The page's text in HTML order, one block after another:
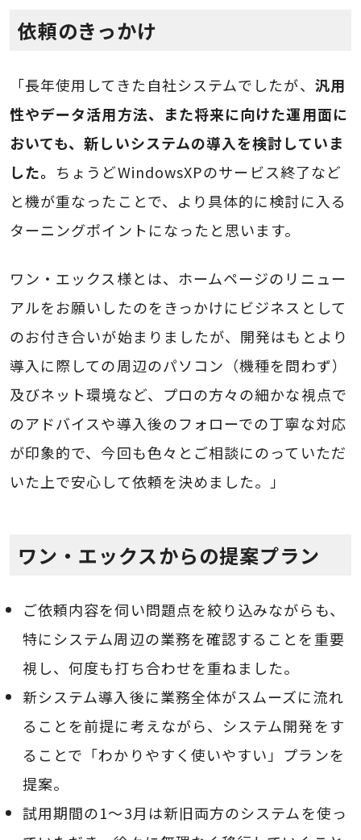
依頼のきっかけ
「長年使用してきた自社システムでしたが、 汎用
性やデータ活用方法、また将来に向けた運用面に
おいても、新しいシステムの導入を検討していま
した。 ちょうどWindowsXPのサービス終了など
と機が重なったことで、より具体的に検討に入る
ターニングポイントになったと思います。
ワン・エックス様とは、ホームページのリニュー
アルをお願いしたのをきっかけにビジネスとして
のお付き合いが始まりましたが、開発はもとより
導入に際しての周辺のパソコン（機種を問わず）
及びネット環境など、プロの方々の細かな視点で
のアドバイスや導入後のフォローでの丁寧な対応
が印象的で、今回も色々とご相談にのっていただ
いた上で安心して依頼を決めました。」
ワン・エックスからの提案プラン
ご依頼内容を伺い問題点を絞り込みながらも、
特にシステム周辺の業務を確認することを重要
視し、何度も打ち合わせを重ねました。
新システム導入後に業務全体がスムーズに流れ
ることを前提に考えながら、システム開発をす
ることで「わかりやすく使いやすい」プランを
提案。
試用期間の1～3月は新旧両方のシステムを使っ